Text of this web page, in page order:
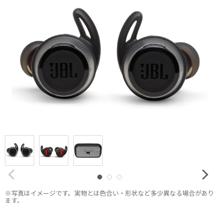
※写真はイメージです。実物とは色合い・形状など多少異なる場合があり
ます。